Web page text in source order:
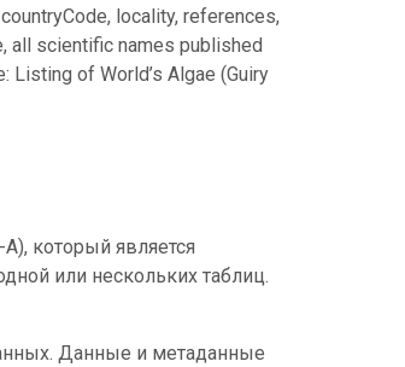
locality, references,
all scientific names published
of World’s Algae (Guiry
который является
или нескольких таблиц.
Данные и метаданные